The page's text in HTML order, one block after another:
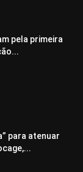
pela primeira
para atenuar